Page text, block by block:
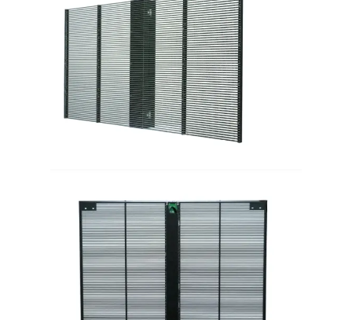
Chiedi un preventivo
Display a parete video a LED
Schermata del display LED
Noleggio di schermi a LED
Muro video a LED COB
Display LED trasparente